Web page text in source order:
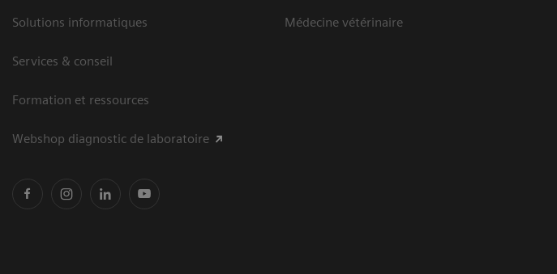
Solutions informatiques
Services & conseil
Formation et ressources
Webshop diagnostic de laboratoire
Médecine vétérinaire